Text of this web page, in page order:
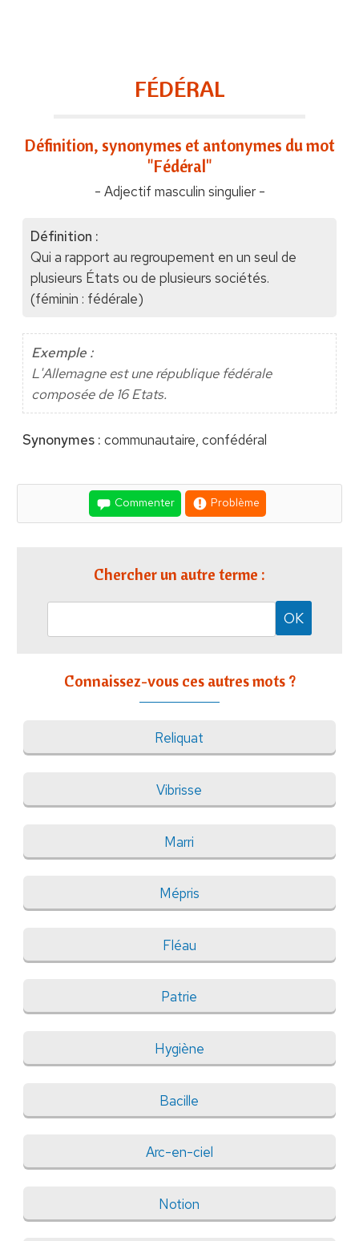
FÉDÉRAL
Définition, synonymes et antonymes du mot
"Fédéral"
- Adjectif masculin singulier -
Définition :
Qui a rapport au regroupement en un seul de
plusieurs États ou de plusieurs sociétés.
(féminin : fédérale)
Exemple :
L'Allemagne est une république fédérale
composée de 16 Etats.
Synonymes : communautaire, confédéral
Commenter Problème
Chercher un autre terme :
Connaissez-vous ces autres mots ?
Reliquat
Vibrisse
Marri
Mépris
Fléau
Patrie
Hygiène
Bacille
Arc-en-ciel
Notion